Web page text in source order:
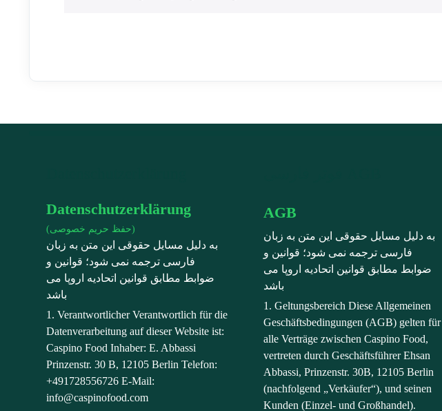
AGB
به دلیل مسایل حقوقی این متن به زبان
فارسی ترجمه نمی شود؛ قوانین و
ضوابط مطابق قوانین اتحادیه اروپا می
باشد
1. Geltungsbereich Diese Allgemeinen
Geschäftsbedingungen (AGB) gelten für
alle Verträge zwischen Caspino Food,
vertreten durch Geschäftsführer Ehsan
Abbassi, Prinzenstr. 30B, 12105 Berlin
(nachfolgend „Verkäufer“), und seinen
Kunden (Einzel- und Großhandel).
Datenschutzerklärung
(حفظ حریم خصوصی)
به دلیل مسایل حقوقی این متن به زبان
فارسی ترجمه نمی شود؛ قوانین و
ضوابط مطابق قوانین اتحادیه اروپا می
باشد
1. Verantwortlicher Verantwortlich für die
Datenverarbeitung auf dieser Website ist:
Caspino Food Inhaber: E. Abbassi
Prinzenstr. 30 B, 12105 Berlin Telefon:
+491728556726 E-Mail:
info@caspinofood.com